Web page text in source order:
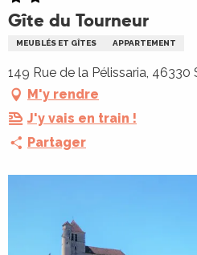
Gîte du Tourneur
MEUBLÉS ET GÎTES APPARTEMENT
149 Rue de la Pélissaria,
M'y rendre
J'y vais en train !
Partager